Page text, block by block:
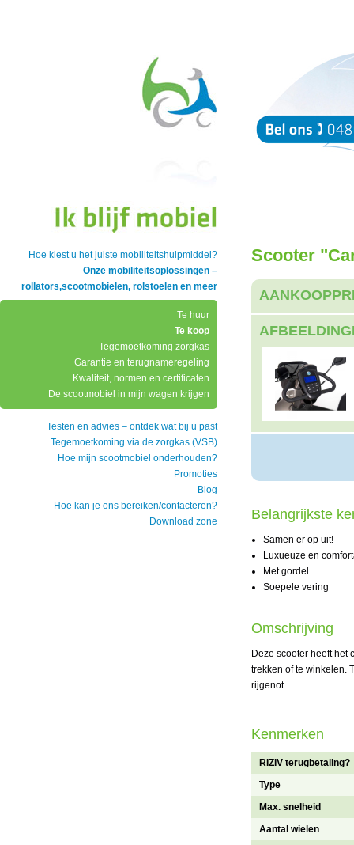
Hoe kiest u het juiste mobiliteitshulpmiddel?
Onze mobiliteitsoplossingen –
rollators,scootmobielen, rolstoelen en meer
Te huur
Te koop
Tegemoetkoming zorgkas
Garantie en terugnameregeling
Kwaliteit, normen en certificaten
De scootmobiel in mijn wagen krijgen
Testen en advies – ontdek wat bij u past
Tegemoetkoming via de zorgkas (VSB)
Hoe mijn scootmobiel onderhouden?
Promoties
Blog
Hoe kan je ons bereiken/contacteren?
Download zone
Scooter
Belangrijkste
Samen er op uit!
Luxueuze en
Met gordel
Soepele vering
Omschrijving
Deze scooter heeft het
trekken of te winkelen.
rijgenot.
Kenmerken
RIZIV terugbetaling?
Type
Max. snelheid
Aantal wielen